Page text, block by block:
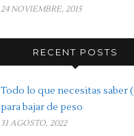
24 NOVIEMBRE, 2015
RECENT POSTS
Todo lo que necesitas saber
para bajar de peso
31 AGOSTO, 2022